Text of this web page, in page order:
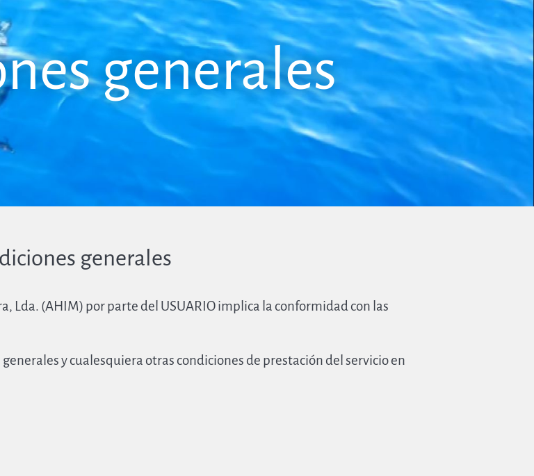
generales
generales
Lda. (AHIM) por parte del USUARIO implica la conformidad con las
y cualesquiera otras condiciones de prestación del servicio en